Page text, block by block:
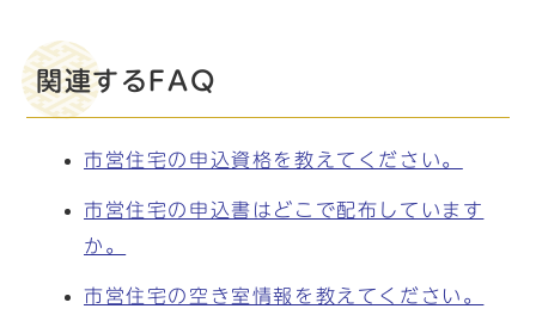
関連するFAQ
市営住宅の申込資格を教えてください。
市営住宅の申込書はどこで配布しています
か。
市営住宅の空き室情報を教えてください。